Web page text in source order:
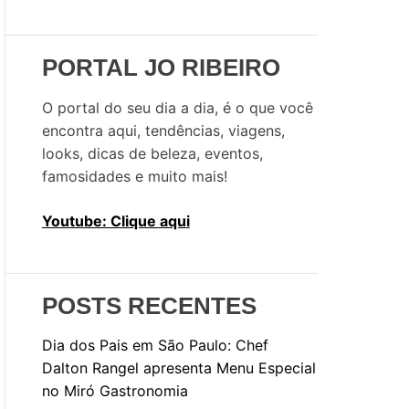
i
a
r
o
r
PORTAL JO RIBEIRO
O portal do seu dia a dia, é o que você
encontra aqui, tendências, viagens,
looks, dicas de beleza, eventos,
famosidades e muito mais!
Youtube: Clique aqui
POSTS RECENTES
Dia dos Pais em São Paulo: Chef
Dalton Rangel apresenta Menu Especial
no Miró Gastronomia